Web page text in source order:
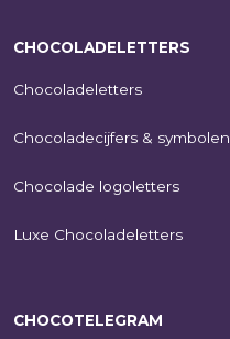
CHOCOLADELETTERS
Chocoladeletters
Chocoladecijfers & symbolen
Chocolade logoletters
Luxe Chocoladeletters
CHOCOTELEGRAM